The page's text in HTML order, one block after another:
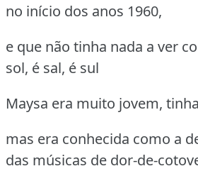
no início dos anos 1960,
e que não tinha nada a ver
sol, é sal, é sul
Maysa era muito jovem,
mas era conhecida como a
das músicas de dor-de-